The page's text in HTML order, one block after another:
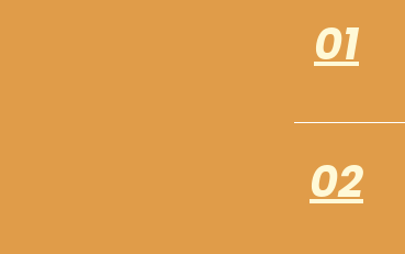
01
02